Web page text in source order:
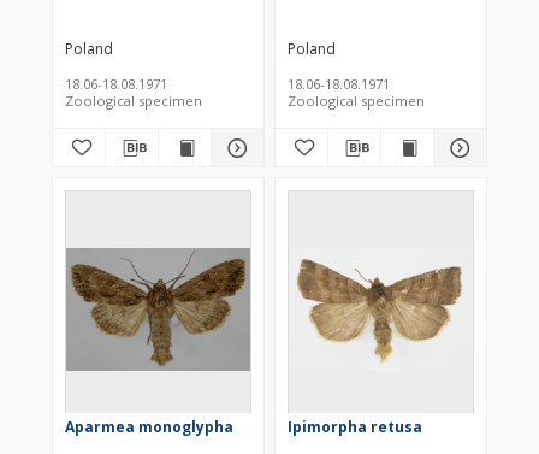
Poland
18.06-18.08.1971
Zoological specimen
Poland
18.06-18.08.1971
Zoological specimen
Aparmea monoglypha Ipimorpha retusa